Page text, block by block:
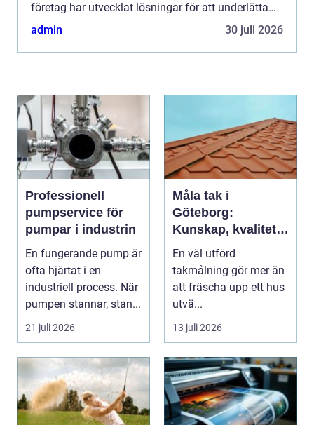
företag har utvecklat lösningar för att underlätta
faktureringsprocesser och för att säkerställa att ...
admin 30 juli 2026
Professionell
pumpservice för
pumpar i industrin
En fungerande pump är
ofta hjärtat i en
industriell process. När
pumpen stannar, stan...
21 juli 2026
Måla tak i
Göteborg:
Kunskap, kvalitet
och långsiktigt
skydd vid
takmålning i
Göteborg
En väl utförd
takmålning gör mer än
att fräscha upp ett hus
utvä...
13 juli 2026